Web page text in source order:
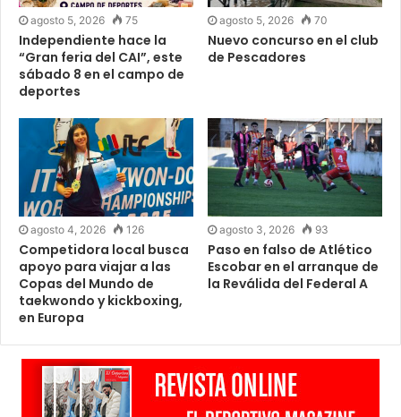
agosto 5, 2026 75
Independiente hace la
“Gran feria del CAI”, este
sábado 8 en el campo de
deportes
agosto 5, 2026 70
Nuevo concurso en el club
de Pescadores
agosto 4, 2026 126
Competidora local busca
apoyo para viajar a las
Copas del Mundo de
taekwondo y kickboxing,
en Europa
agosto 3, 2026 93
Paso en falso de Atlético
Escobar en el arranque de
la Reválida del Federal A